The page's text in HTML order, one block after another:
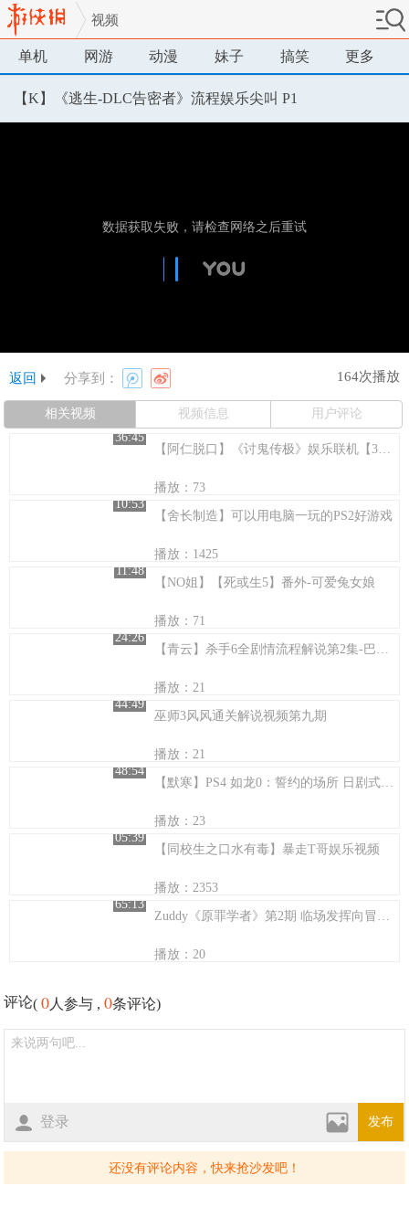
视频
单机 网游 动漫 妹子 搞笑 更多
【K】《逃生-DLC告密者》流程娱乐尖叫 P1
返回 分享到： 164次播放
相关视频 视频信息
用户评论
36:45
【阿仁脱口】《讨鬼传极》娱乐联机【3】开一朵枪炮玫瑰~
播放：73
10:53
【舍长制造】可以用电脑一玩的PS2好游戏
播放：1425
11:48
【NO姐】【死或生5】番外-可爱兔女娘
播放：71
24:26
【青云】杀手6全剧情流程解说第2集-巴黎时装会
播放：21
44:49
巫师3风风通关解说视频第九期
播放：21
48:54
【默寒】PS4 如龙0：誓约的场所 日剧式实况 第21集【迟到的相遇】
播放：23
05:39
【同校生之口水有毒】暴走T哥娱乐视频
播放：2353
65:13
Zuddy《原罪学者》第2期 临场发挥向冒险流程 巨人 咒缚者+海德巨火塔双BOSS！
播放：20
评论(0 人参与 ,0条评论)
登录 发布
还没有评论内容，快来抢沙发吧！